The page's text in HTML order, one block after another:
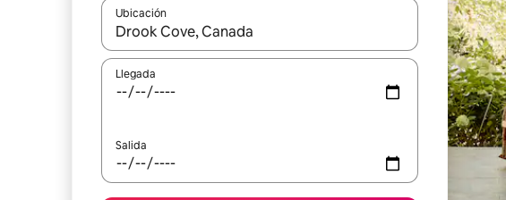
Ubicación
Cuando los resultados estén disponibles, podrás navegar usando
Llegada
Salida